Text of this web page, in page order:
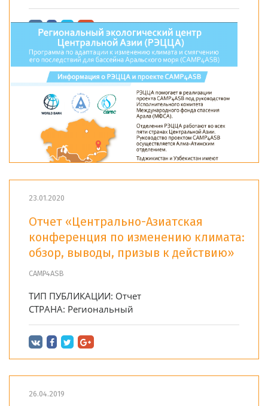
23.01.2020
Отчет «Центрально-Азиатская
конференция по изменению климата:
обзор, выводы, призыв к действию»
CAMP4ASB
ТИП ПУБЛИКАЦИИ: Отчет
СТРАНА: Региональный
26.04.2019